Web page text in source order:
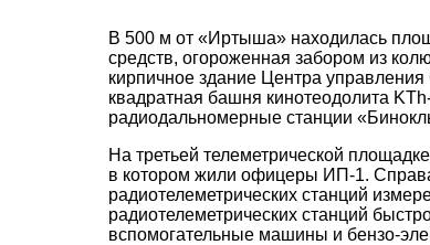
В 500 м от «Иртыша» находилась
средств, огороженная забором из
кирпичное здание Центра
квадратная башня кинотеодолита
радиодальномерные станции
На третьей телеметрической
в котором жили офицеры ИП-1.
радиотелеметрических станций
радиотелеметрических станций
вспомогательные машины и бензо-